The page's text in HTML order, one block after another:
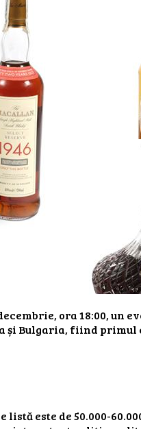
ora 18:00, un
și Bulgaria, fiind primul
listă este de 50.000-